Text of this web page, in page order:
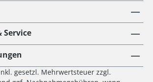
gesetzl. Mehrwertsteuer zzgl.